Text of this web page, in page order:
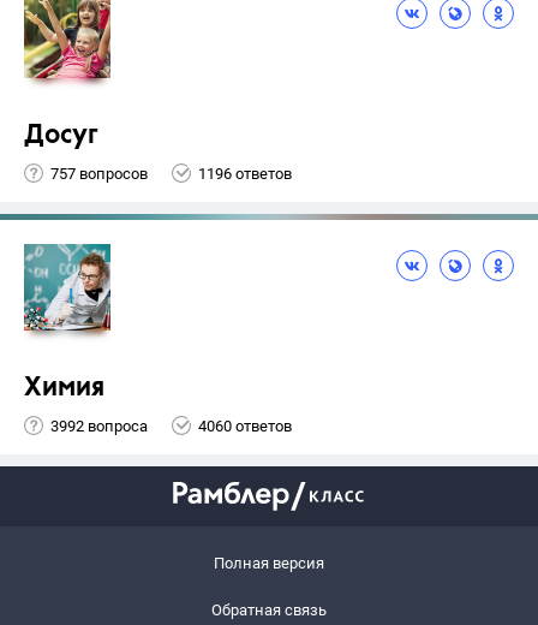
Досуг
757 вопросов 1196 ответов
Химия
3992 вопроса 4060 ответов
Полная версия
Обратная связь